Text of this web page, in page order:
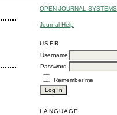
OPEN JOURNAL SYSTEMS
Journal Help
USER
Username
Password
Remember me
LANGUAGE